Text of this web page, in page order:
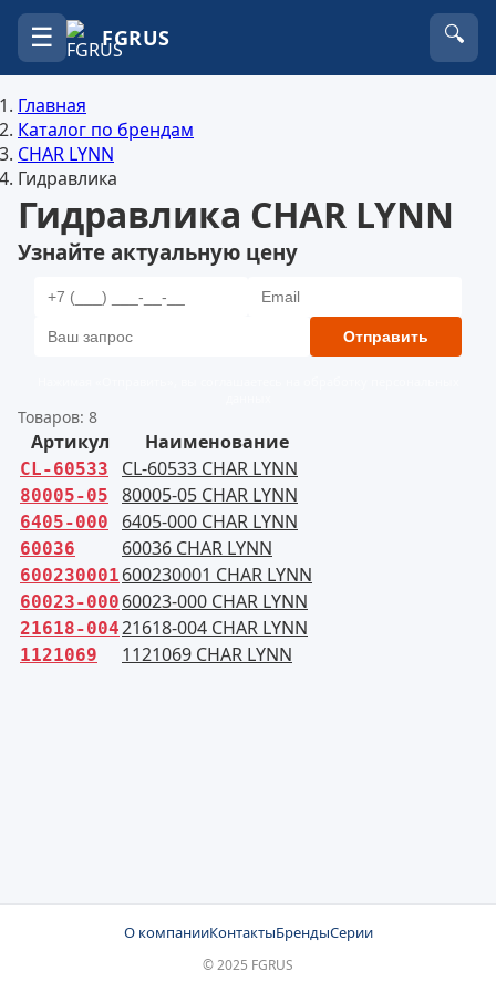
☰ FGRUS 🔍
Главная
Каталог по брендам
CHAR LYNN
Гидравлика
Гидравлика CHAR LYNN
Узнайте актуальную цену
Отправить
Товаров: 8
Артикул Наименование
CL-60533 CL-60533 CHAR LYNN
80005-05 80005-05 CHAR LYNN
6405-000 6405-000 CHAR LYNN
60036 60036 CHAR LYNN
600230001 600230001 CHAR LYNN
60023-000 60023-000 CHAR LYNN
21618-00421618-004 CHAR LYNN
1121069 1121069 CHAR LYNN
О компанииКонтактыБрендыСерии
© 2025 FGRUS